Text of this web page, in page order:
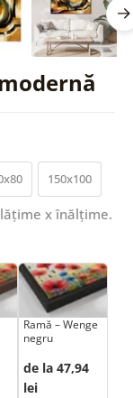
150x100
x înălțime.
Ramă – Wenge
negru
de la 47,94
lei